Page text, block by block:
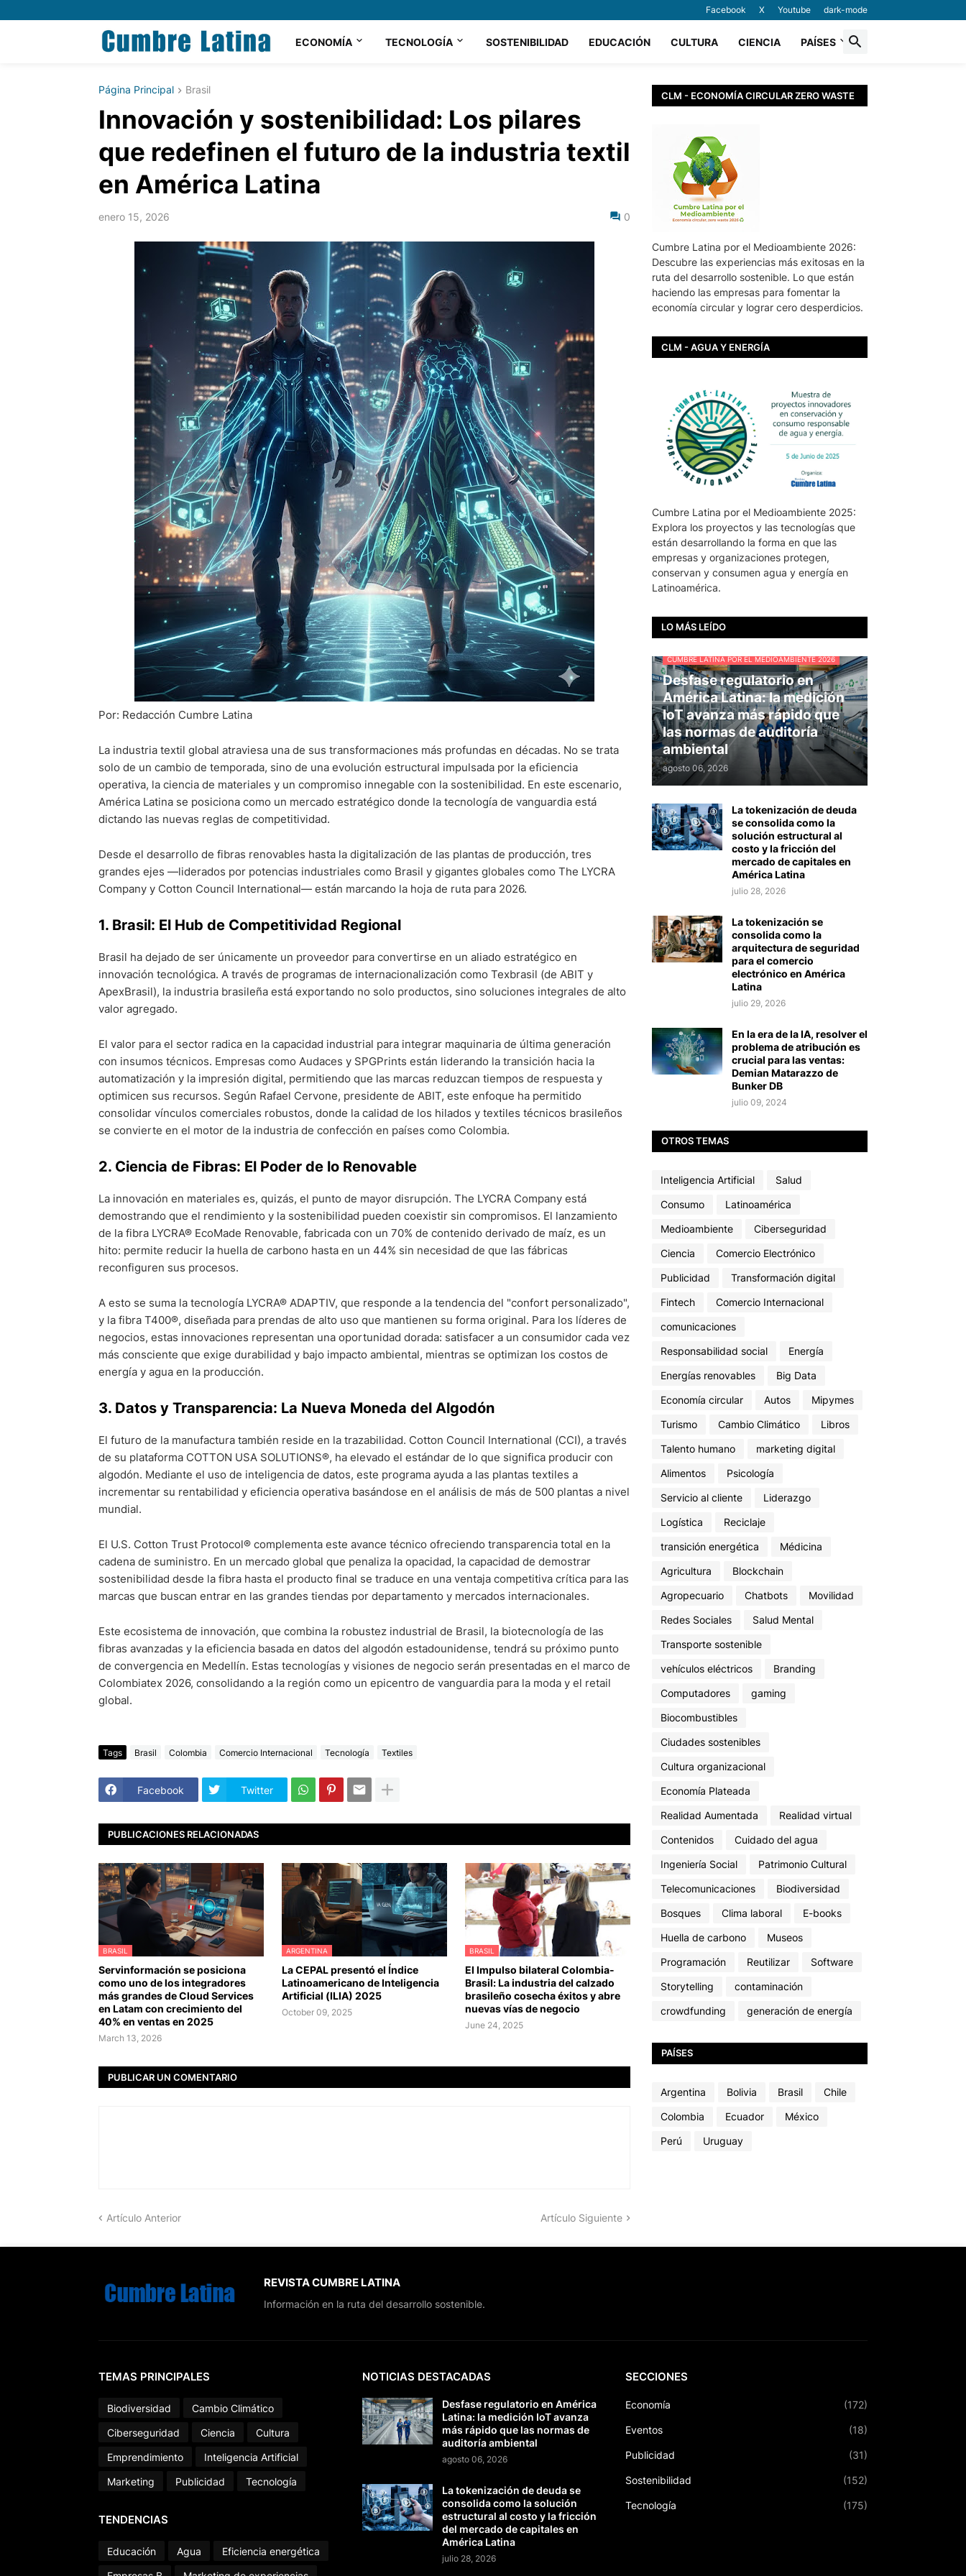
Facebook X Youtube dark-mode
ECONOMÍA TECNOLOGÍA SOSTENIBILIDAD EDUCACIÓN CULTURA CIENCIA PAÍSES
Página Principal Brasil
Innovación y sostenibilidad: Los pilares
que redefinen el futuro de la industria textil
en América Latina
enero 15, 2026 0
Por: Redacción Cumbre Latina
La industria textil global atraviesa una de sus transformaciones más profundas en décadas. No se trata
solo de un cambio de temporada, sino de una evolución estructural impulsada por la eficiencia
operativa, la ciencia de materiales y un compromiso innegable con la sostenibilidad. En este escenario,
América Latina se posiciona como un mercado estratégico donde la tecnología de vanguardia está
dictando las nuevas reglas de competitividad.
Desde el desarrollo de fibras renovables hasta la digitalización de las plantas de producción, tres
grandes ejes —liderados por potencias industriales como Brasil y gigantes globales como The LYCRA
Company y Cotton Council International— están marcando la hoja de ruta para 2026.
1. Brasil: El Hub de Competitividad Regional
Brasil ha dejado de ser únicamente un proveedor para convertirse en un aliado estratégico en
innovación tecnológica. A través de programas de internacionalización como Texbrasil (de ABIT y
ApexBrasil), la industria brasileña está exportando no solo productos, sino soluciones integrales de alto
valor agregado.
El valor para el sector radica en la capacidad industrial para integrar maquinaria de última generación
con insumos técnicos. Empresas como Audaces y SPGPrints están liderando la transición hacia la
automatización y la impresión digital, permitiendo que las marcas reduzcan tiempos de respuesta y
optimicen sus recursos. Según Rafael Cervone, presidente de ABIT, este enfoque ha permitido
consolidar vínculos comerciales robustos, donde la calidad de los hilados y textiles técnicos brasileños
se convierte en el motor de la industria de confección en países como Colombia.
2. Ciencia de Fibras: El Poder de lo Renovable
La innovación en materiales es, quizás, el punto de mayor disrupción. The LYCRA Company está
demostrando que el rendimiento y la sostenibilidad pueden coexistir sin compromisos. El lanzamiento
de la fibra LYCRA® EcoMade Renovable, fabricada con un 70% de contenido derivado de maíz, es un
hito: permite reducir la huella de carbono hasta en un 44% sin necesidad de que las fábricas
reconfiguren sus procesos.
A esto se suma la tecnología LYCRA® ADAPTIV, que responde a la tendencia del "confort personalizado",
y la fibra T400®, diseñada para prendas de alto uso que mantienen su forma original. Para los líderes de
negocios, estas innovaciones representan una oportunidad dorada: satisfacer a un consumidor cada vez
más consciente que exige durabilidad y bajo impacto ambiental, mientras se optimizan los costos de
energía y agua en la producción.
3. Datos y Transparencia: La Nueva Moneda del Algodón
El futuro de la manufactura también reside en la trazabilidad. Cotton Council International (CCI), a través
de su plataforma COTTON USA SOLUTIONS®, ha elevado el estándar de lo que significa producir con
algodón. Mediante el uso de inteligencia de datos, este programa ayuda a las plantas textiles a
incrementar su rentabilidad y eficiencia operativa basándose en el análisis de más de 500 plantas a nivel
mundial.
El U.S. Cotton Trust Protocol® complementa este avance técnico ofreciendo transparencia total en la
cadena de suministro. En un mercado global que penaliza la opacidad, la capacidad de demostrar
sostenibilidad desde la fibra hasta el producto final se traduce en una ventaja competitiva crítica para las
marcas que buscan entrar en las grandes tiendas por departamento y mercados internacionales.
Este ecosistema de innovación, que combina la robustez industrial de Brasil, la biotecnología de las
fibras avanzadas y la eficiencia basada en datos del algodón estadounidense, tendrá su próximo punto
de convergencia en Medellín. Estas tecnologías y visiones de negocio serán presentadas en el marco de
Colombiatex 2026, consolidando a la región como un epicentro de vanguardia para la moda y el retail
global.
Tags Brasil Colombia Comercio Internacional Tecnología Textiles
Facebook Twitter
PUBLICACIONES RELACIONADAS
BRASIL
Servinformación se posiciona
como uno de los integradores
más grandes de Cloud Services
en Latam con crecimiento del
40% en ventas en 2025
March 13, 2026
ARGENTINA
La CEPAL presentó el Índice
Latinoamericano de Inteligencia
Artificial (ILIA) 2025
October 09, 2025
BRASIL
El Impulso bilateral Colombia-
Brasil: La industria del calzado
brasileño cosecha éxitos y abre
nuevas vías de negocio
June 24, 2025
PUBLICAR UN COMENTARIO
Artículo Anterior Artículo Siguiente
CLM - ECONOMÍA CIRCULAR ZERO WASTE
Cumbre Latina por el Medioambiente 2026:
Descubre las experiencias más exitosas en la
ruta del desarrollo sostenible. Lo que están
haciendo las empresas para fomentar la
economía circular y lograr cero desperdicios.
CLM - AGUA Y ENERGÍA
Cumbre Latina por el Medioambiente 2025:
Explora los proyectos y las tecnologías que
están desarrollando la forma en que las
empresas y organizaciones protegen,
conservan y consumen agua y energía en
Latinoamérica.
LO MÁS LEÍDO
CUMBRE LATINA POR EL MEDIOAMBIENTE 2026
Desfase regulatorio en
América Latina: la medición
IoT avanza más rápido que
las normas de auditoría
ambiental
agosto 06, 2026
La tokenización de deuda
se consolida como la
solución estructural al
costo y la fricción del
mercado de capitales en
América Latina
julio 28, 2026
La tokenización se
consolida como la
arquitectura de seguridad
para el comercio
electrónico en América
Latina
julio 29, 2026
En la era de la IA, resolver el
problema de atribución es
crucial para las ventas:
Demian Matarazzo de
Bunker DB
julio 09, 2024
OTROS TEMAS
Inteligencia Artificial
Salud
Consumo
Latinoamérica
Medioambiente
Ciberseguridad
Ciencia
Comercio Electrónico
Publicidad
Transformación digital
Fintech
Comercio Internacional
comunicaciones
Responsabilidad social
Energía
Energías renovables
Big Data
Economía circular
Autos
Mipymes
Turismo
Cambio Climático
Libros
Talento humano
marketing digital
Alimentos
Psicología
Servicio al cliente
Liderazgo
Logística
Reciclaje
transición energética
Médicina
Agricultura
Blockchain
Agropecuario
Chatbots
Movilidad
Redes Sociales
Salud Mental
Transporte sostenible
vehículos eléctricos
Branding
Computadores
gaming
Biocombustibles
Ciudades sostenibles
Cultura organizacional
Economía Plateada
Realidad Aumentada
Realidad virtual
Contenidos
Cuidado del agua
Ingeniería Social
Patrimonio Cultural
Telecomunicaciones
Biodiversidad
Bosques
Clima laboral
E-books
Huella de carbono
Museos
Programación
Reutilizar
Software
Storytelling
contaminación
crowdfunding
generación de energía
PAÍSES
Argentina Bolivia Brasil
Chile
Colombia
Ecuador
México
Perú
Uruguay
REVISTA CUMBRE LATINA
Información en la ruta del desarrollo sostenible.
TEMAS PRINCIPALES
Biodiversidad
Cambio Climático
Ciberseguridad
Ciencia
Cultura
Emprendimiento
Inteligencia Artificial
Marketing
Publicidad Tecnología
TENDENCIAS
Educación Agua
Eficiencia energética
NOTICIAS DESTACADAS
Desfase regulatorio en América
Latina: la medición IoT avanza
más rápido que las normas de
auditoría ambiental
agosto 06, 2026
La tokenización de deuda se
consolida como la solución
estructural al costo y la fricción
del mercado de capitales en
América Latina
julio 28, 2026
SECCIONES
Economía (172)
Eventos (18)
Publicidad (31)
Sostenibilidad (152)
Tecnología (175)